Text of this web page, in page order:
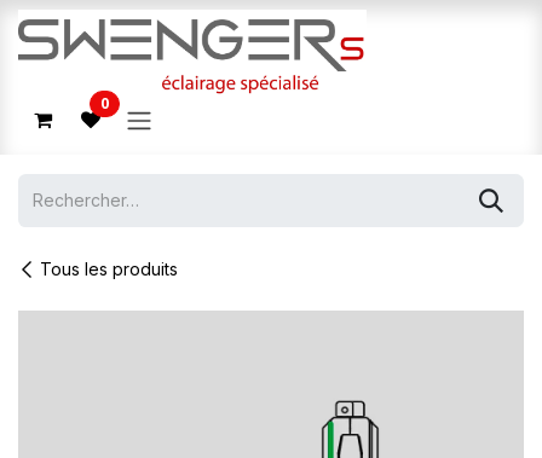
Se rendre au contenu
0
Tous les produits